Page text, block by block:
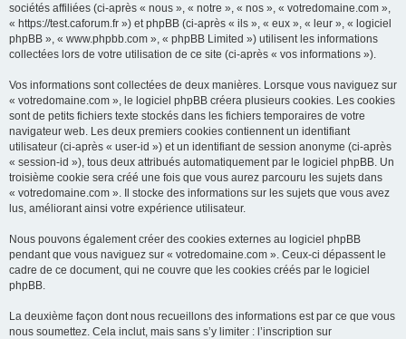
sociétés affiliées (ci-après « nous », « notre », « nos », « votredomaine.com »,
« https://test.caforum.fr ») et phpBB (ci-après « ils », « eux », « leur », « logiciel
phpBB », « www.phpbb.com », « phpBB Limited ») utilisent les informations
collectées lors de votre utilisation de ce site (ci-après « vos informations »).
Vos informations sont collectées de deux manières. Lorsque vous naviguez sur
« votredomaine.com », le logiciel phpBB créera plusieurs cookies. Les cookies
sont de petits fichiers texte stockés dans les fichiers temporaires de votre
navigateur web. Les deux premiers cookies contiennent un identifiant
utilisateur (ci-après « user-id ») et un identifiant de session anonyme (ci-après
« session-id »), tous deux attribués automatiquement par le logiciel phpBB. Un
troisième cookie sera créé une fois que vous aurez parcouru les sujets dans
« votredomaine.com ». Il stocke des informations sur les sujets que vous avez
lus, améliorant ainsi votre expérience utilisateur.
Nous pouvons également créer des cookies externes au logiciel phpBB
pendant que vous naviguez sur « votredomaine.com ». Ceux-ci dépassent le
cadre de ce document, qui ne couvre que les cookies créés par le logiciel
phpBB.
La deuxième façon dont nous recueillons des informations est par ce que vous
nous soumettez. Cela inclut, mais sans s’y limiter : l’inscription sur